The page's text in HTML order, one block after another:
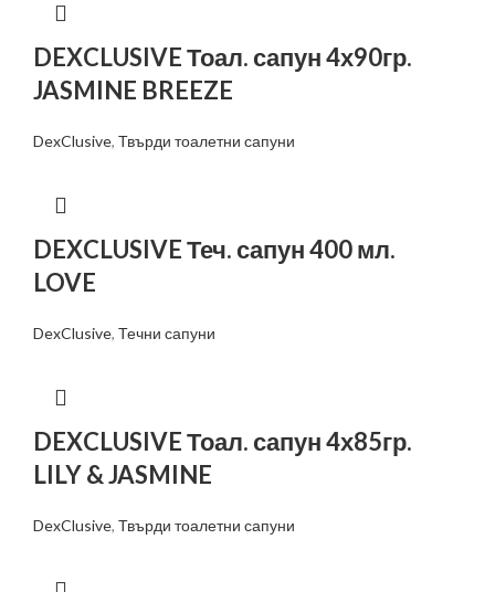
DEXCLUSIVE Тоал. сапун 4х90гр.
JASMINE BREEZE
DexClusive, Твърди тоалетни сапуни
DEXCLUSIVE Теч. сапун 400 мл.
LOVE
DexClusive, Течни сапуни
DEXCLUSIVE Тоал. сапун 4х85гр.
LILY & JASMINE
DexClusive, Твърди тоалетни сапуни